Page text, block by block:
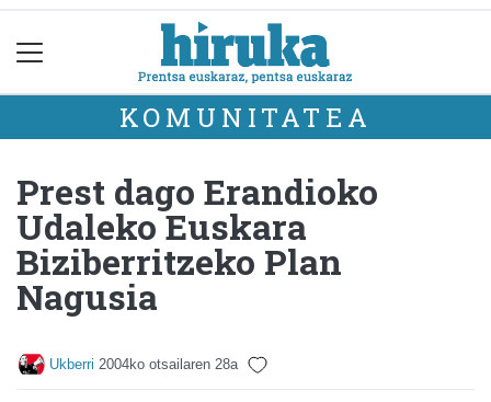
KOMUNITATEA
Prest dago Erandioko
Udaleko Euskara
Biziberritzeko Plan
Nagusia
Ukberri 2004ko otsailaren 28a